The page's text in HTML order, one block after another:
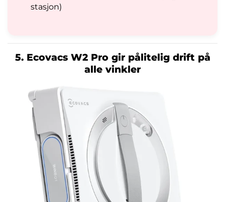
stasjon)
5. Ecovacs W2 Pro gir pålitelig drift på
alle vinkler